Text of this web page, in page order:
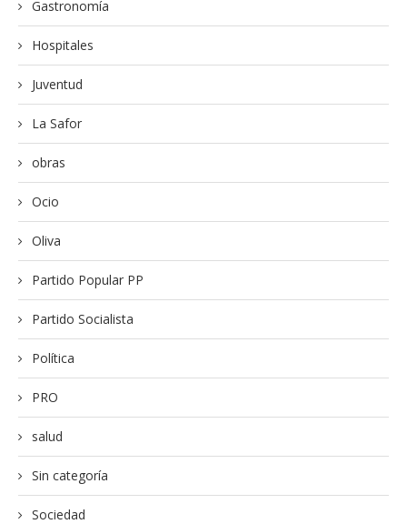
Gastronomía
Hospitales
Juventud
La Safor
obras
Ocio
Oliva
Partido Popular PP
Partido Socialista
Política
PRO
salud
Sin categoría
Sociedad